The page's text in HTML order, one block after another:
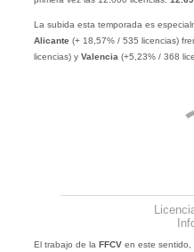
La subida esta temporada es
Alicante(+ 18,57% / 535 licencias)
licencias) y Valencia (+5,23% / 368
El trabajo de la FFCVen este sentido,